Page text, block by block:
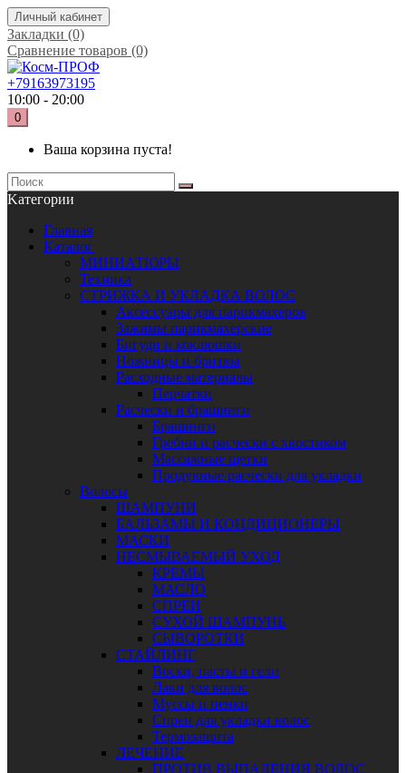
Личный кабинет
Закладки (0)
Сравнение товаров (0)
+79163973195
10:00 - 20:00
0
Ваша корзина пуста!
Kатегории
Главная
Каталог
МИНИАТЮРЫ
Техника
СТРИЖКА И УКЛАДКА ВОЛОС
Аксессуары для парикмахеров
Зажимы парикмахерские
Бигуди и коклюшки
Ножницы и бритвы
Расходные материалы
Перчатки
Расчески и брашинги
Брашинги
Гребни и расчески с хвостиком
Массажные щетки
Продувные расчески для укладки
Волосы
ШАМПУНИ
БАЛЬЗАМЫ И КОНДИЦИОНЕРЫ
МАСКИ
НЕСМЫВАЕМЫЙ УХОД
КРЕМЫ
МАСЛО
СПРЕИ
СУХОЙ ШАМПУНЬ
СЫВОРОТКИ
СТАЙЛИНГ
Воски, пасты и гели
Лаки для волос
Муссы и пенки
Спреи для укладки волос
Термозащита
ЛЕЧЕНИЕ
ПРОТИВ ВЫПАДЕНИЯ ВОЛОС